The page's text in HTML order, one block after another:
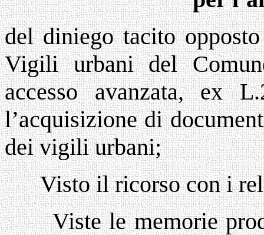
del diniego tacito
Vigili urbani del
accesso avanzata, ex
l’acquisizione di
dei vigili urbani;
Visto il ricorso con i
Viste le memorie